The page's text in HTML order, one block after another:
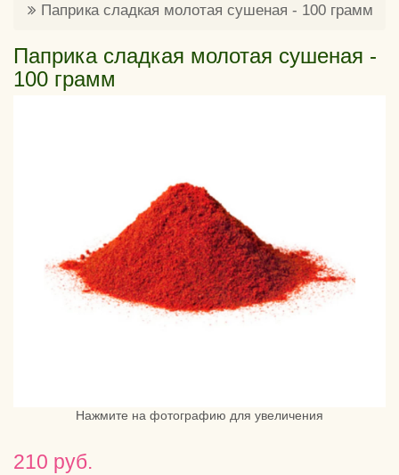
Паприка сладкая молотая сушеная - 100 грамм
Паприка сладкая молотая сушеная -
100 грамм
Нажмите на фотографию для увеличения
210 руб.